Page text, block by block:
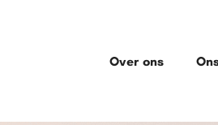
Over ons